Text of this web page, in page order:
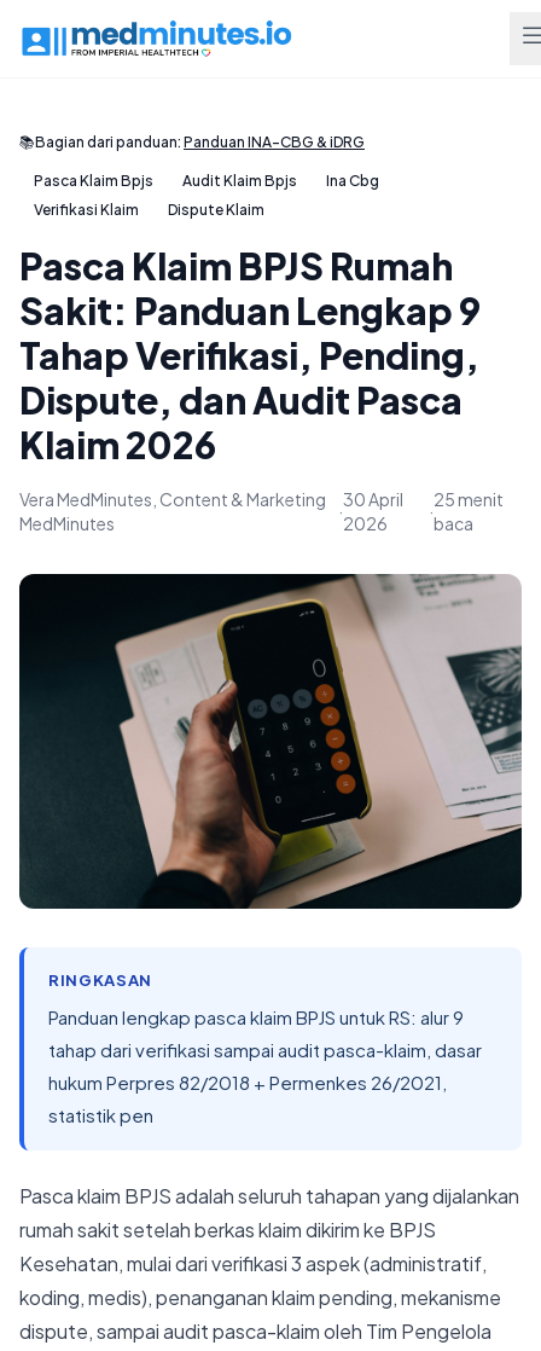
📚Bagian dari panduan: Panduan INA-CBG & iDRG
Pasca Klaim Bpjs Audit Klaim Bpjs
Ina Cbg
Verifikasi Klaim
Dispute Klaim
Pasca Klaim BPJS Rumah
Sakit: Panduan Lengkap 9
Tahap Verifikasi, Pending,
Dispute, dan Audit Pasca
Klaim 2026
Vera MedMinutes, Content & Marketing
MedMinutes
·
30 April
2026
·
25 menit
baca
RINGKASAN
Panduan lengkap pasca klaim BPJS untuk RS: alur 9
tahap dari verifikasi sampai audit pasca-klaim, dasar
hukum Perpres 82/2018 + Permenkes 26/2021,
statistik pen
Pasca klaim BPJS adalah seluruh tahapan yang dijalankan
rumah sakit setelah berkas klaim dikirim ke BPJS
Kesehatan, mulai dari verifikasi 3 aspek (administratif,
koding, medis), penanganan klaim pending, mekanisme
dispute, sampai audit pasca-klaim oleh Tim Pengelola